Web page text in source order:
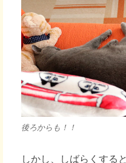
後ろからも！！
しかし、しばらくすると